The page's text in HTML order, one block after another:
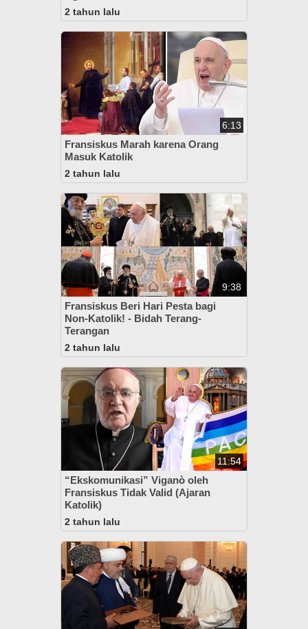
2 tahun lalu
6:13
Fransiskus Marah karena Orang
Masuk Katolik
2 tahun lalu
9:38
Fransiskus Beri Hari Pesta bagi
Non-Katolik! - Bidah Terang-
Terangan
2 tahun lalu
11:54
“Ekskomunikasi” Viganò oleh
Fransiskus Tidak Valid (Ajaran
Katolik)
2 tahun lalu